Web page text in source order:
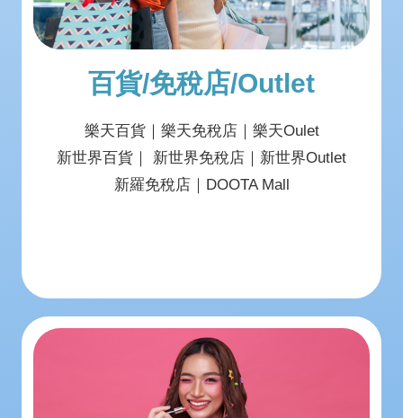
百貨/免稅店/Outlet
樂天百貨｜樂天免稅店｜樂天Oulet
新世界百貨｜ 新世界免稅店｜新世界Outlet
新羅免稅店｜DOOTA Mall